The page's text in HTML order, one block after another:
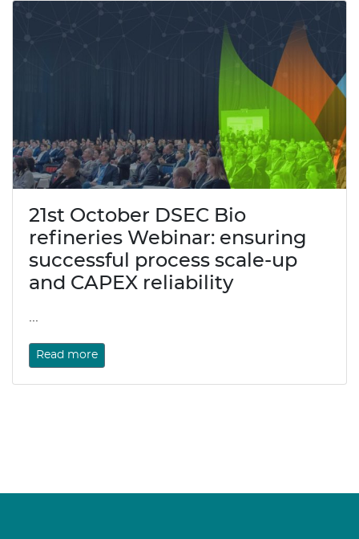
21st October DSEC Bio
refineries Webinar: ensuring
successful process scale-up
and CAPEX reliability
Read more